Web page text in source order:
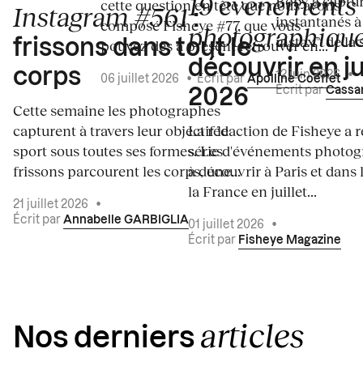
Instagram #561:
frissons dans tout le
corps
Cette semaine les photographes
capturent à travers leur objectif le
sport sous toutes ses formes. Les
frissons parcourent les corps, une...
21 juillet 2026
•
Écrit par Annabelle GARBIGLIA
cette question en tête que nous avons
composé Fisheye #77, que vous
pouvez dès à présent retrouver en...
06 juillet 2026 •Écrit par Apolline Coëffet
découvrir en
2026
La rédaction de Fisheye a
série d'événements
à découvrir à Paris et dans
la France en juillet...
01 juillet 2026
•
Écrit par Fisheye Magazine
instantanés
instax™ de la
12 juin 2026 •
Écrit par
Nos derniers articles